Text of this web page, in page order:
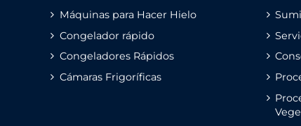
Máquinas para Hacer Hielo
Congelador rápido
Congeladores Rápidos
Cámaras Frigoríficas